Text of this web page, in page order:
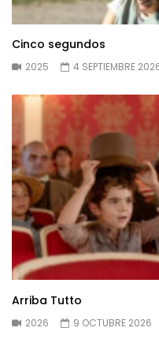
Cinco segundos
2025 4 SEPTIEMBRE
Arriba Tutto
2026 9 OCTUBRE 2026